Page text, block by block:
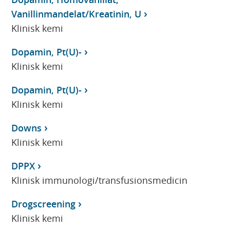
Vanillinmandelat/Kreatinin, U
Klinisk kemi
Dopamin, Pt(U)-
Klinisk kemi
Dopamin, Pt(U)-
Klinisk kemi
Downs
Klinisk kemi
DPPX
Klinisk immunologi/transfusionsmedicin
Drogscreening
Klinisk kemi